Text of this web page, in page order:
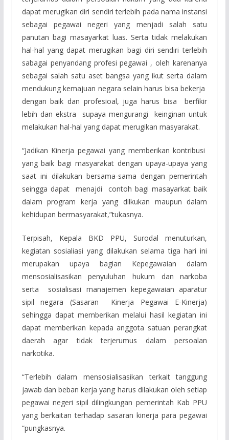
dapat merugikan diri sendiri terlebih pada nama instansi
sebagai pegawai negeri yang menjadi salah satu
panutan bagi masayarkat luas. Serta tidak melakukan
hal-hal yang dapat merugikan bagi diri sendiri terlebih
sabagai penyandang profesi pegawai , oleh karenanya
sebagai salah satu aset bangsa yang ikut serta dalam
mendukung kemajuan negara selain harus bisa bekerja
dengan baik dan profesioal, juga harus bisa berfikir
lebih dan ekstra supaya mengurangi keinginan untuk
melakukan hal-hal yang dapat merugikan masyarakat.
“Jadikan Kinerja pegawai yang memberikan kontribusi
yang baik bagi masyarakat dengan upaya-upaya yang
saat ini dilakukan bersama-sama dengan pemerintah
seingga dapat menajdi contoh bagi masayarkat baik
dalam program kerja yang dilkukan maupun dalam
kehidupan bermasyarakat,”tukasnya.
Terpisah, Kepala BKD PPU, Surodal menuturkan,
kegiatan sosialiasi yang dilakukan selama tiga hari ini
merupakan upaya bagian Kepegawaian dalam
mensosialisasikan penyuluhan hukum dan narkoba
serta sosialisasi manajemen kepegawaian aparatur
sipil negara (Sasaran Kinerja Pegawai E-Kinerja)
sehingga dapat memberikan melalui hasil kegiatan ini
dapat memberikan kepada anggota satuan perangkat
daerah agar tidak terjerumus dalam persoalan
narkotika.
“Terlebih dalam mensosialisasikan terkait tanggung
jawab dan beban kerja yang harus dilakukan oleh setiap
pegawai negeri sipil dilingkungan pemerintah Kab PPU
yang berkaitan terhadap sasaran kinerja para pegawai
“pungkasnya.